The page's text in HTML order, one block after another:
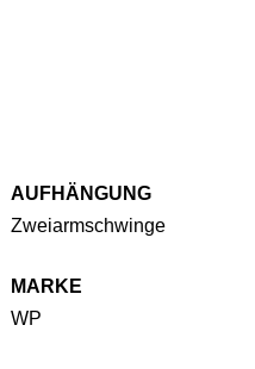
AUFHÄNGUNG
Zweiarmschwinge
MARKE
WP